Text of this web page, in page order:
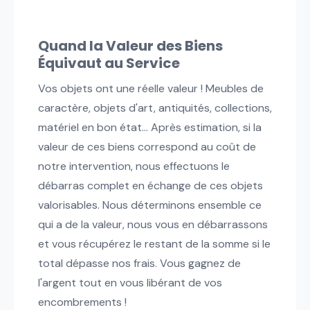
Quand la Valeur des Biens
Équivaut au Service
Vos objets ont une réelle valeur ! Meubles de
caractère, objets d'art, antiquités, collections,
matériel en bon état... Après estimation, si la
valeur de ces biens correspond au coût de
notre intervention, nous effectuons le
débarras complet en échange de ces objets
valorisables. Nous déterminons ensemble ce
qui a de la valeur, nous vous en débarrassons
et vous récupérez le restant de la somme si le
total dépasse nos frais. Vous gagnez de
l'argent tout en vous libérant de vos
encombrements !